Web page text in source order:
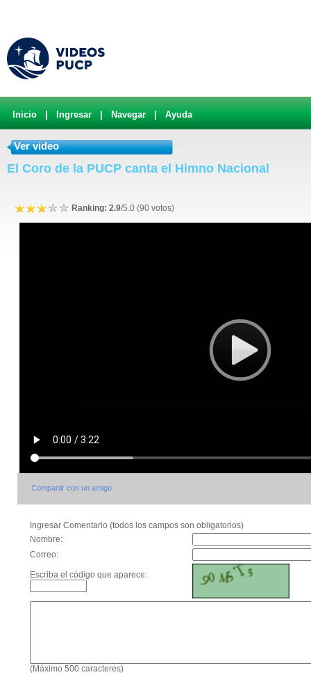
Inicio Ingresar Navegar Ayuda
Ver video
El Coro de la PUCP canta el Himno Nacional
Ranking: 2.9/5.0 (90 votos)
Compartir con un amigo
Ingresar Comentario (todos los campos son obligatorios)
Nombre:
Correo:
Escriba el código que aparece:
(Máximo 500 caracteres)